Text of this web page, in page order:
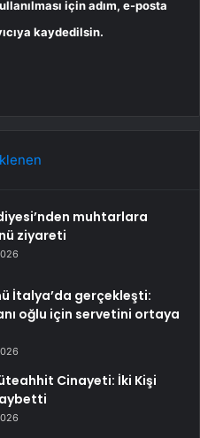
için adım, e-posta
kaydedilsin.
muhtarlara
ziyareti
İtalya’da gerçekleşti:
oğlu için servetini ortaya
Cinayeti: İki Kişi